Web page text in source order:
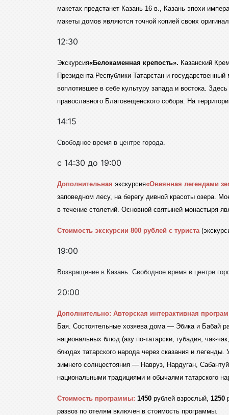
макетах предстанет Казань 16 в., Казань эпохи
макеты домов являются точной копией своих
12:30
Экскурсия«Белокаменная крепость». Казанский
Президента Республики Татарстан и
воплотившее в себе культуру запада и востока.
православного Благовещенского собора. На
14:15
Свободное время в центре города.
с 14:30 до 19:00
Дополнительная экскурсия«Овеянная легендами
заповедном лесу, на берегу дивной красоты озера.
в течение столетий. Основной святыней монастыря
Стоимость экскурсии 800 рублей с туриста
19:00
Возвращение в Казань. Свободное время в центре
20:00
Дополнительно: Авторская интерактивная
Бая. Состоятельные хозяева дома — Эбика и Бабай
национальных блюд (азу по-татарски, губадия, чак-
блюдах татарского народа через сказания и
зимнего солнцестояния — Навруз, Нардуган,
национальными традициями и обычаями татарского
Стоимость программы: 1450 рублей взрослый, 1250
развоз по отелям включен в стоимость программы.